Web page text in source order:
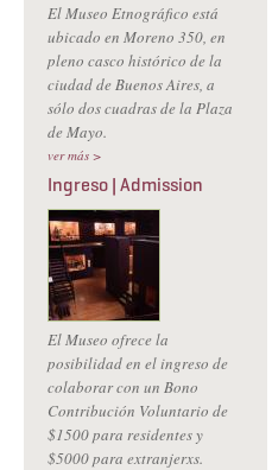
El Museo Etnográfico está
ubicado en Moreno 350, en
pleno casco histórico de la
ciudad de Buenos Aires, a
sólo dos cuadras de la Plaza
de Mayo.
ver más >
Ingreso | Admission
El Museo ofrece la
posibilidad en el ingreso de
colaborar con un Bono
Contribución Voluntario de
$1500 para residentes y
$5000 para extranjerxs.